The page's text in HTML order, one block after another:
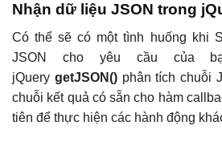
Nhận dữ liệu JSON trong
Có thể sẽ có một tình huống khi
JSON cho yêu cầu của
jQuery getJSON()phân tích chuỗi
chuỗi kết quả có sẵn cho hàm
tiên để thực hiện các hành động